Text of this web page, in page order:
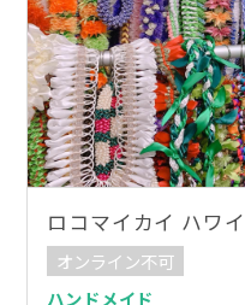
ロコマイカイ ハワ
オンライン不可
ハンドメイド